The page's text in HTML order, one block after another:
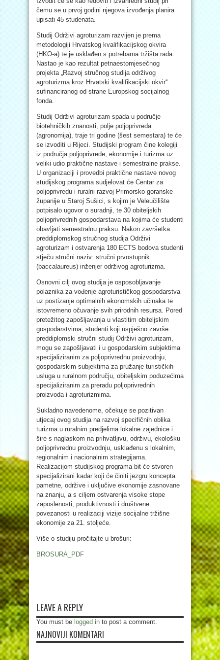
čemu se u prvoj godini njegova izvođenja planira
upisati 45 studenata.
Studij Održivi agroturizam razvijen je prema
metodologiji Hrvatskog kvalifikacijskog okvira
(HKO-a) te je usklađen s potrebama tržišta rada.
Nastao je kao rezultat petnaestomjesečnog
projekta „Razvoj stručnog studija održivog
agroturizma kroz Hrvatski kvalifikacijski okvir“
sufinanciranog od strane Europskog socijalnog
fonda.
Studij Održivi agroturizam spada u područje
biotehničkih znanosti, polje poljoprivreda
(agronomija), traje tri godine (šest semestara) te će
se izvoditi u Rijeci. Studijski program čine kolegiji
iz područja poljoprivrede, ekonomije i turizma uz
veliki udio praktične nastave i semestralne prakse.
U organizaciji i provedbi praktične nastave novog
studijskog programa sudjelovat će Centar za
poljoprivredu i ruralni razvoj Primorsko-goranske
županije u Staroj Sušici, s kojim je Veleučilište
potpisalo ugovor o suradnji, te 30 obiteljskih
poljoprivrednih gospodarstava na kojima će studenti
obavljati semestralnu praksu. Nakon završetka
preddiplomskog stručnog studija Održivi
agroturizam i ostvarenja 180 ECTS bodova studenti
stječu stručni naziv: stručni prvostupnik
(baccalaureus) inženjer održivog agroturizma.
Osnovni cilj ovog studija je osposobljavanje
polaznika za vođenje agroturističkog gospodarstva
uz postizanje optimalnih ekonomskih učinaka te
istovremeno očuvanje svih prirodnih resursa. Pored
pretežitog zapošljavanja u vlastitim obiteljskim
gospodarstvima, studenti koji uspješno završe
preddiplomski stručni studij Održivi agroturizam,
mogu se zapošljavati i u gospodarskim subjektima
specijaliziranim za poljoprivrednu proizvodnju,
gospodarskim subjektima za pružanje turističkih
usluga u ruralnom području, obiteljskim poduzećima
specijaliziranim za preradu poljoprivrednih
proizvoda i agroturizmima.
Sukladno navedenome, očekuje se pozitivan
utjecaj ovog studija na razvoj specifičnih oblika
turizma u ruralnim predjelima lokalne zajednice i
šire s naglaskom na prihvatljivu, održivu, ekološku
poljoprivrednu proizvodnju, usklađenu s lokalnim,
regionalnim i nacionalnim strategijama.
Realizacijom studijskog programa bit će stvoren
specijalizirani kadar koji će činiti jezgru koncepta
pametne, održive i uključive ekonomije zasnovane
na znanju, a s ciljem ostvarenja visoke stope
zaposlenosti, produktivnosti i društvene
povezanosti u realizaciji vizije socijalne tržišne
ekonomije za 21. stoljeće.
Više o studiju pročitajte u brošuri:
BROSURA_PDF
LEAVE A REPLY
You must be logged in to post a comment.
NAJNOVIJI KOMENTARI